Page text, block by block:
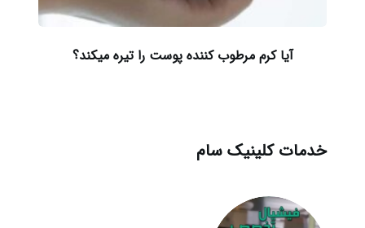
آیا کرم مرطوب کننده پوست را تیره میکند؟
خدمات کلینیک سام